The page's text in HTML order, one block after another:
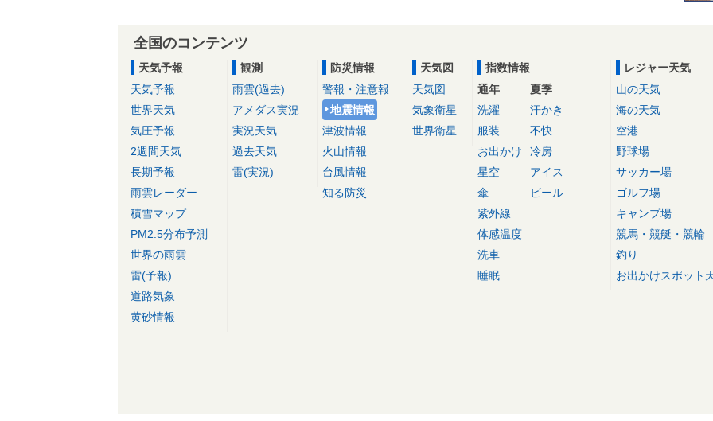
全国のコンテンツ
天気予報
天気予報
世界天気
気圧予報
2週間天気
長期予報
雨雲レーダー
積雪マップ
PM2.5分布予測
世界の雨雲
雷(予報)
道路気象
黄砂情報
観測
雨雲(過去)
アメダス実況
実況天気
過去天気
雷(実況)
防災情報
警報・注意報
地震情報
津波情報
火山情報
台風情報
知る防災
天気図
天気図
気象衛星
世界衛星
指数情報
通年
洗濯
服装
お出かけ
星空
傘
紫外線
体感温度
洗車
睡眠
夏季
汗かき
不快
冷房
アイス
ビール
レジャー天気
山の天気
海の天気
空港
野球場
サッカー場
ゴルフ場
キャンプ場
競馬・競艇・競輪
釣り
お出かけスポット